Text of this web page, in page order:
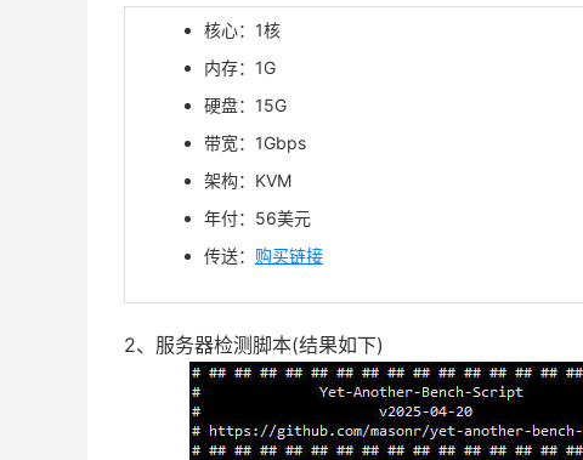
核心：1核
内存：1G
硬盘：15G
带宽：1Gbps
架构：KVM
年付：56美元
传送： 购买链接
2、服务器检测脚本(结果如下)